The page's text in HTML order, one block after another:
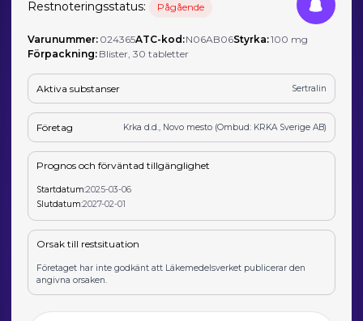
Restnoteringsstatus: Pågående
Varunummer: 024365ATC-kod:N06AB06Styrka:100 mg
Förpackning: Blister, 30 tabletter
Aktiva substanser Sertralin
Företag Krka d.d., Novo mesto (Ombud: KRKA Sverige AB)
Prognos och förväntad tillgänglighet
Startdatum:2025-03-06
Slutdatum:2027-02-01
Orsak till restsituation
Företaget har inte godkänt att Läkemedelsverket publicerar den
angivna orsaken.